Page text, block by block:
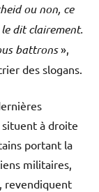
ou non, ce
le dit clairement.
battrons»,
des slogans.
situent à droite
portant la
militaires,
revendiquent